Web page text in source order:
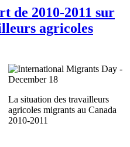
de 2010-2011 sur
agricoles
La situation des travailleurs
agricoles migrants au Canada
2010-2011